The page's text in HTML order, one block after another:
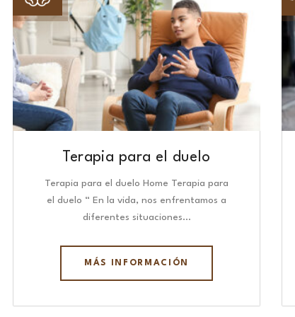
Terapia para el duelo
Terapia para el duelo Home Terapia para
el duelo “ En la vida, nos enfrentamos a
diferentes situaciones…
MÁS INFORMACIÓN